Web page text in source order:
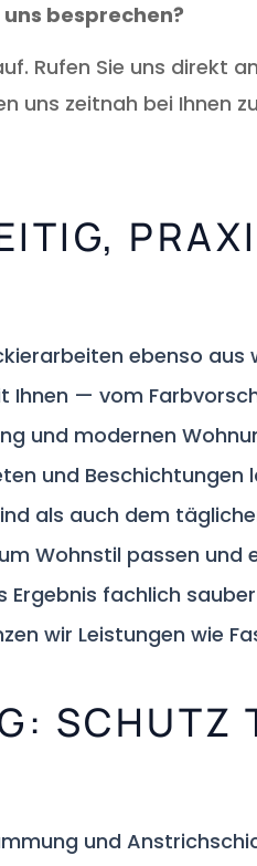
besprechen?
Rufen Sie uns direkt
uns zeitnah bei Ihnen
ebenso aus
Ihnen — vom
und modernen
und Beschichtungen
als auch dem
Wohnstil passen und
Ergebnis fachlich
wir Leistungen wie
SCHUTZ
und